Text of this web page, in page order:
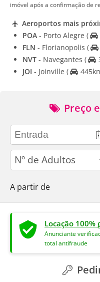
imóvel após a confirmação de
Aeroportos mais
POA - Porto Alegre (
FLN - Florianopolis (
NVT - Navegantes (
JOI - Joinville (
Preço
adults
A partir de
Locação 100%
Anunciante
total antifraude